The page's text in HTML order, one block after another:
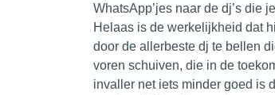
WhatsApp’jes naar de dj’s die
Helaas is de werkelijkheid dat
door de allerbeste dj te bellen
voren schuiven, die in de
invaller net iets minder goed is